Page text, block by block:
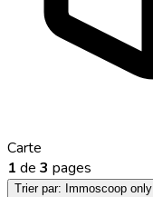
Carte
1 de 3 pages
Trier par: Immoscoop only